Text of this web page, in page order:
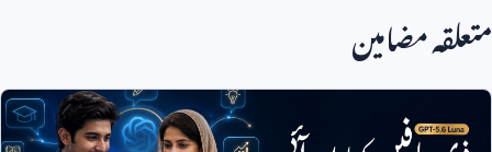
متعلقہ مضامین